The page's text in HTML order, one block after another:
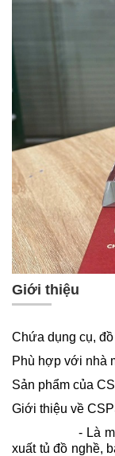
Giới thiệu
Chứa dụng cụ,
Phù hợp với nhà
Sản phẩm của
Giới thiệu về
- Là một
xuất tủ đồ nghề,